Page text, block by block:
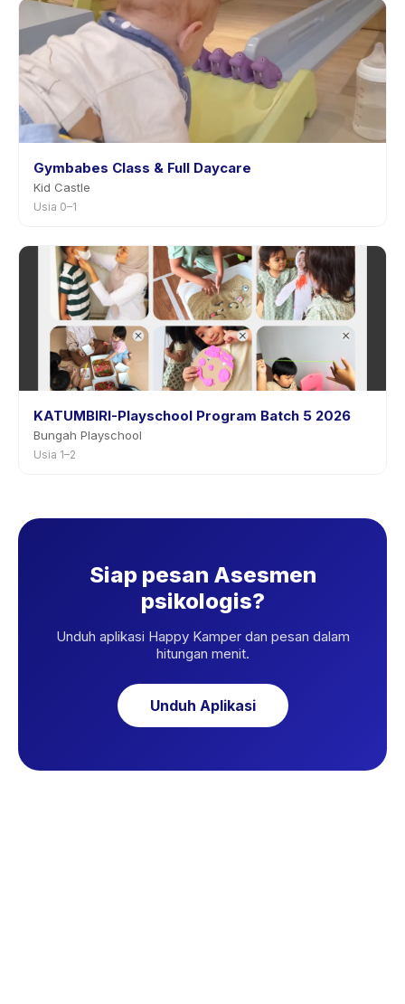
Gymbabes Class & Full Daycare
Kid Castle
Usia 0–1
KATUMBIRI-Playschool Program Batch 5 2026
Bungah Playschool
Usia 1–2
Siap pesan Asesmen
psikologis?
Unduh aplikasi Happy Kamper dan pesan dalam
hitungan menit.
Unduh Aplikasi